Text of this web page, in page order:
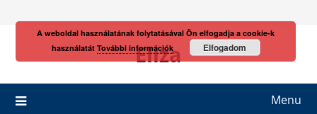
Eliza
Menu
A weboldal használatának folytatásával Ön elfogadja a cookie-k
használatát További információk Elfogadom